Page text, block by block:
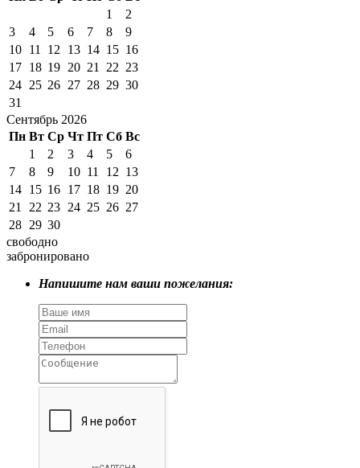
1
2
3
4 5 6 7 8
9
10 11 12 13 14 15 16
17 18 19 20 21 22 23
24 25 26 27 28 29 30
31
Сентябрь 2026
Пн Вт Ср Чт Пт Сб Вс
1
2 3 4 5
6
7
8 9 10 11 12 13
14 15 16 17 18 19 20
21
22 23 24 25 26 27
28 29 30
свободно
забронировано
Напишите нам ваши пожелания: